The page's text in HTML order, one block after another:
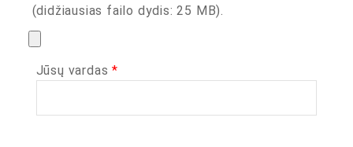
(didžiausias failo dydis: 25 MB).
Jūsų vardas*